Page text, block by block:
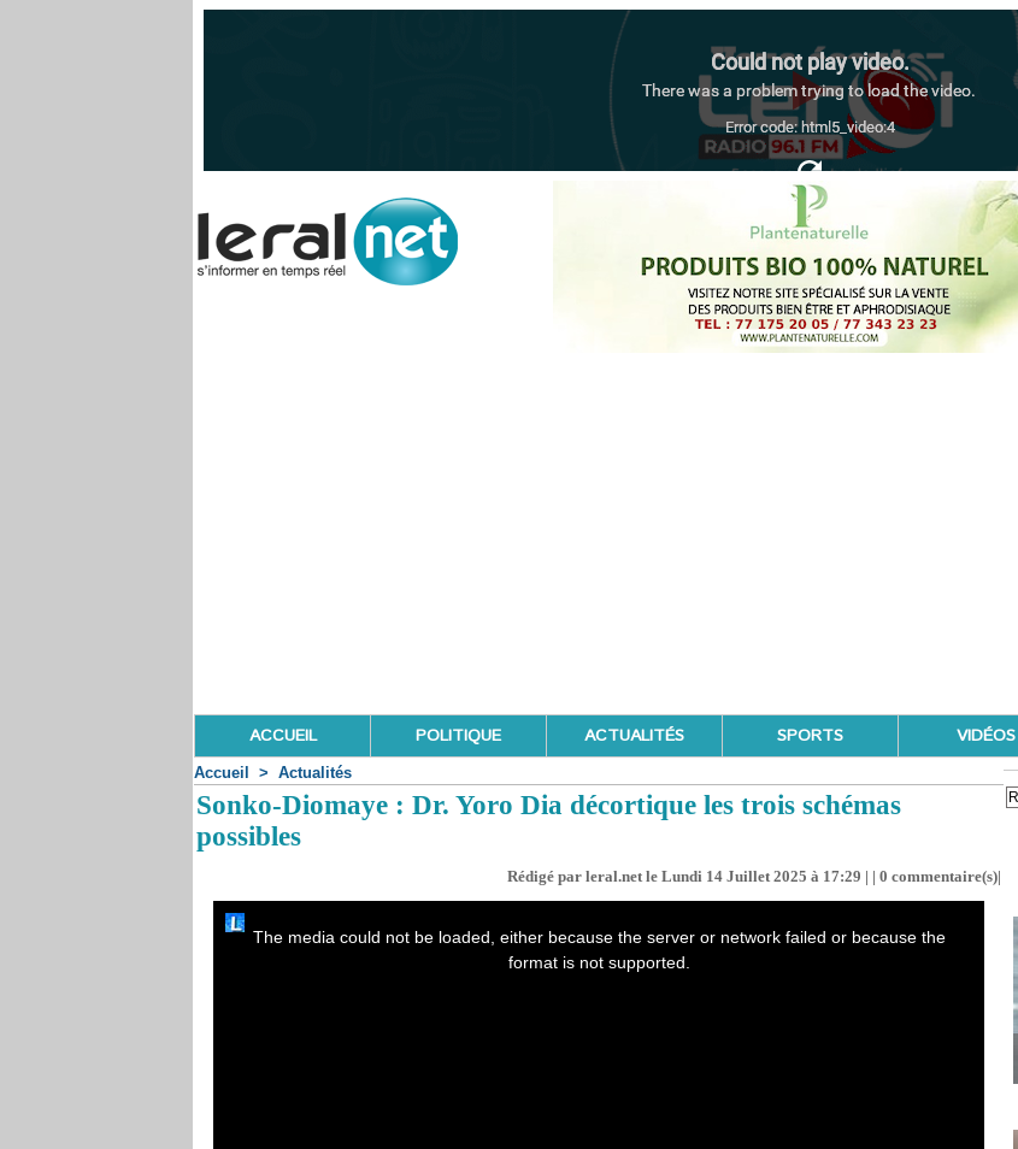
ACCUEIL POLITIQUE ACTUALITÉS SPORTS VIDÉOS
Accueil > Actualités
Sonko-Diomaye : Dr. Yoro Dia décortique les trois schémas
possibles
Rédigé par leral.net le Lundi 14 Juillet 2025 à 17:29 | | 0 commentaire(s)|